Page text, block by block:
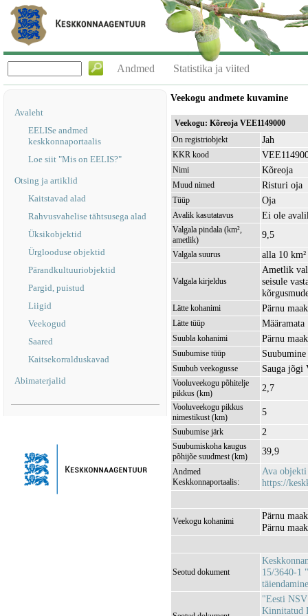
Andmed Statistika ja viited
Avaleht
EELISe andmed
keskkonnaportaalis
Loe siit "Mis on EELIS?"
Otsing ja artiklid
Kaitstavad alad
Rahvusvahelise tähtsusega alad
Üksikobjektid
Ürglooduse objektid
Pärandkultuuriobjektid
Pargid, puistud
Liigid
Veekogud
Saared
Kaitsekorralduskavad
Abimaterjalid
Veekogu andmete kuvamine
Veekogu: Kõreoja VEE1149000
On registriobjekt
Jah
KKR kood
Nimi Kõreoja
Muud nimed Risturi oja
Tüüp Oja
Avalik kasutatavus Ei ole
Valgala pindala (km²,
ametlik)
9,5
Valgala suurus alla 10 km²
Valgala kirjeldus
Ametlik
seisule
Lätte kohanimi Pärnu
Lätte tüüp Määramata
Suubla kohanimi Pärnu
Suubumise tüüp
Suubub veekogusse Sauga jõgi
Vooluveekogu põhitelje
pikkus (km)
2,7
Vooluveekogu pikkus
nimestikust (km)
5
Suubumise järk 2
Suubumiskoha kaugus
põhijõe suudmest (km)
39,9
Andmed
Keskkonnaportaalis:
Ava objekti
https://
Veekogu kohanimi
Pärnu
Pärnu
Seotud dokument
15/3640-1
"Eesti
Kinnitatud